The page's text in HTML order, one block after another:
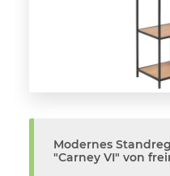
Modernes
"Carney VI" von